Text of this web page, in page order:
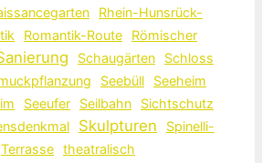
Rhein-Hunsrück-
Romantik-Route
Römischer
Schaugärten
Schloss
Seebüll
Seeheim
Seeufer Seilbahn
Sichtschutz
Skulpturen
Spinelli-
Terrasse theatralisch